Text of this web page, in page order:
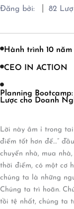
Đăng bởi: 82
Hành trình 10
CEO IN ACTION
Planning
Lược cho Doanh
Lời này âm ỉ trong
điểm tốt hơn để…”
chuyển nhà, mua
thời điểm, có một cơ
chúng ta là những
Chúng ta trì hoãn.
tồi tệ nhất, chúng ta